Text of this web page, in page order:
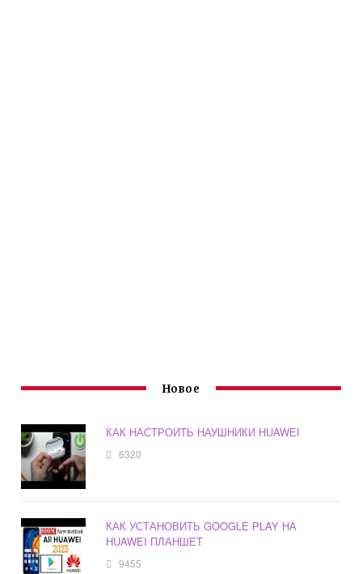
Новое
КАК НАСТРОИТЬ НАУШНИКИ HUAWEI
6320
КАК УСТАНОВИТЬ GOOGLE PLAY НА
HUAWEI ПЛАНШЕТ
9455